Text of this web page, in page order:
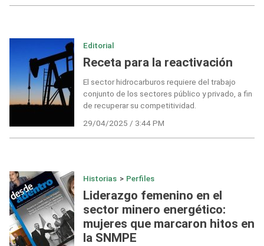
Editorial
Receta para la reactivación
El sector hidrocarburos requiere del trabajo
conjunto de los sectores público y privado, a fin
de recuperar su competitividad.
29/04/2025 / 3:44 PM
Historias > Perfiles
Liderazgo femenino en el
sector minero energético:
mujeres que marcaron hitos en
la SNMPE